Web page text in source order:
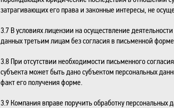
затрагивающих его права и законные интересы, не
3.7 В условиях лицензии на осуществление
данных третьим лицам без согласия в письменной
3.8 При отсутствии необходимости письменного
субъекта может быть дано субъектом персональных
факт его получения форме.
3.9 Компания вправе поручить обработку персональных